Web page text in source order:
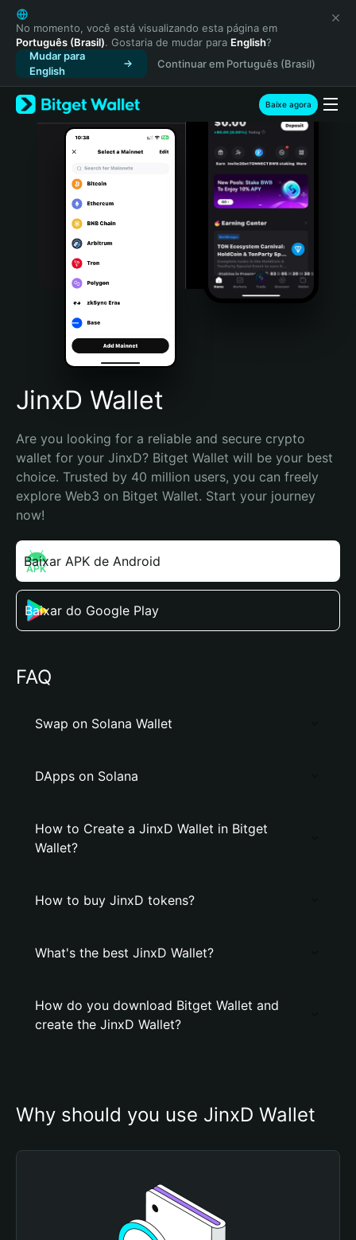
English
日本語
Tiếng Việt
Русский
Español (Latinoamérica)
Türkçe
Italiano
Português (Portugal)
Bahasa Indonesia
Português (Brasil)
Español (Argentina)
No momento, você está visualizando esta página em
Português (Brasil). Gostaria de mudar para English?
Mudar para
English
Continuar em Português (Brasil)
Baixe agora
JinxD Wallet
Are you looking for a reliable and secure crypto
wallet for your JinxD? Bitget Wallet will be your best
choice. Trusted by 40 million users, you can freely
explore Web3 on Bitget Wallet. Start your journey
now!
Baixar APK de Android
Baixar do Google Play
FAQ
Swap on Solana Wallet
DApps on Solana
How to Create a JinxD Wallet in Bitget
Wallet?
How to buy JinxD tokens?
What's the best JinxD Wallet?
How do you download Bitget Wallet and
create the JinxD Wallet?
Why should you use JinxD Wallet